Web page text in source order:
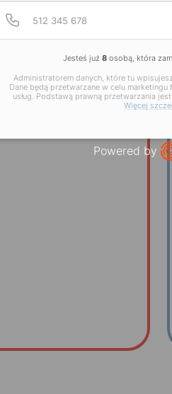
Jesteś już 8 osobą, która
Administratorem danych, które tu wpisujesz
Dane będą przetwarzane w celu
usług. Podstawą prawną przetwarzania
Więcej
Powered by